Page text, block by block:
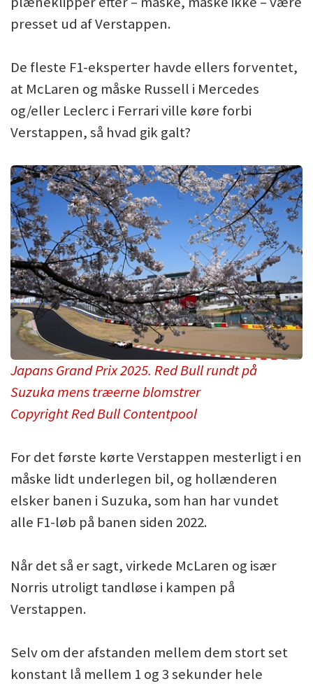
presset ud af Verstappen.
De fleste F1-eksperter havde ellers forventet,
at McLaren og måske Russell i Mercedes
og/eller Leclerc i Ferrari ville køre forbi
Verstappen, så hvad gik galt?
Japans Grand Prix 2025. Red Bull rundt på
Suzuka mens træerne blomstrer
Copyright Red Bull Contentpool
For det første kørte Verstappen mesterligt i en
måske lidt underlegen bil, og hollænderen
elsker banen i Suzuka, som han har vundet
alle F1-løb på banen siden 2022.
Når det så er sagt, virkede McLaren og især
Norris utroligt tandløse i kampen på
Verstappen.
Selv om der afstanden mellem dem stort set
konstant lå mellem 1 og 3 sekunder hele